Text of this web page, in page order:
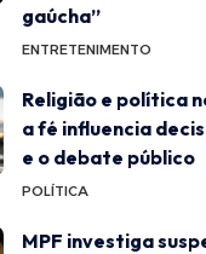
gaúcha”
ENTRETENIMENTO
Religião e política
a fé influencia
e o debate público
POLÍTICA
MPF investiga